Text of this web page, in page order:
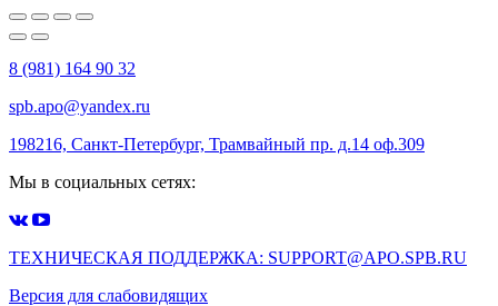
8 (981) 164 90 32
spb.apo@yandex.ru
198216, Санкт-Петербург, Трамвайный пр. д.14 оф.309
Мы в социальных сетях:
ТЕХНИЧЕСКАЯ ПОДДЕРЖКА: SUPPORT@APO.SPB.RU
Версия для слабовидящих